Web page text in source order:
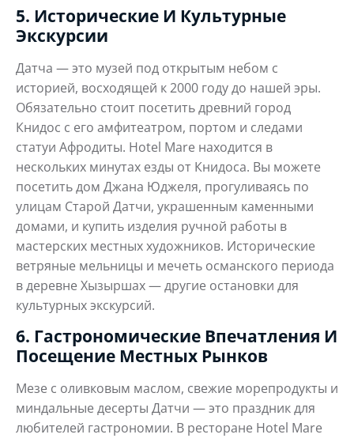
5. Исторические И Культурные
Экскурсии
Датча — это музей под открытым небом с
историей, восходящей к 2000 году до нашей эры.
Обязательно стоит посетить древний город
Книдос с его амфитеатром, портом и следами
статуи Афродиты. Hotel Mare находится в
нескольких минутах езды от Книдоса. Вы можете
посетить дом Джана Юджеля, прогуливаясь по
улицам Старой Датчи, украшенным каменными
домами, и купить изделия ручной работы в
мастерских местных художников. Исторические
ветряные мельницы и мечеть османского периода
в деревне Хызыршах — другие остановки для
культурных экскурсий.
6. Гастрономические Впечатления И
Посещение Местных Рынков
Мезе с оливковым маслом, свежие морепродукты и
миндальные десерты Датчи — это праздник для
любителей гастрономии. В ресторане Hotel Mare